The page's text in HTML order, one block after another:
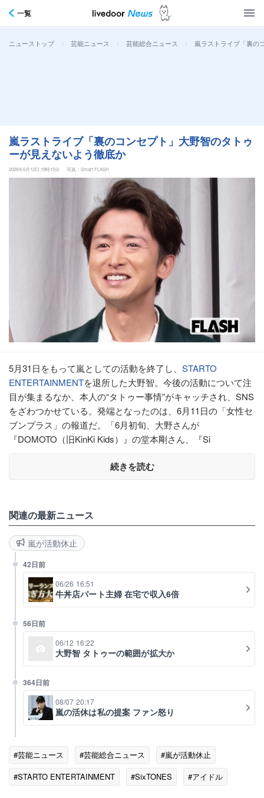
一覧
ニューストップ > 芸能ニュース > 芸能総合ニュース > 嵐ラストライブ「裏の
嵐ラストライブ「裏のコンセプト」大野智のタトゥ
ーが見えないよう徹底か
2026年6月12日 19時15分 写真：Smart FLASH
5月31日をもって嵐としての活動を終了し、 STARTO
ENTERTAINMENTを退所した大野智。今後の活動について注
目が集まるなか、本人の“タトゥー事情”がキャッチされ、SNS
をざわつかせている。発端となったのは、6月11日の「女性セ
ブンプラス」の報道だ。「6月初旬、大野さんが
『DOMOTO（旧KinKi Kids）』の堂本剛さん、『Si
続きを読む
関連の最新ニュース
嵐が活動休止
42日前
06/26 16:51
牛丼店パート主婦 在宅で収入6倍
56日前
06/12 16:22
大野智 タトゥーの範囲が拡大か
364日前
08/07 20:17
嵐の活休は私の提案 ファン怒り
#芸能ニュース #芸能総合ニュース
#嵐が活動休止
#STARTO ENTERTAINMENT
#SixTONES
#アイドル